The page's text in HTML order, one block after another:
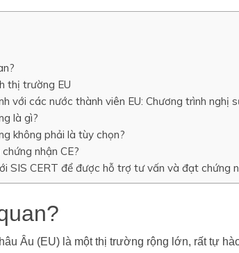
thị trường EU
với các nước thành viên EU: Chương trình nghị
là gì?
không phải là tùy chọn?
nhận CE?
SIS CERT để được hỗ trợ tư vấn và đạt chứng
Âu (EU) là một thị trường rộng lớn, rất tự